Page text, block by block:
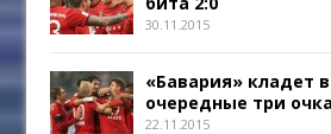
30.11.2015
«Бавария» кладет
очередные три
22.11.2015